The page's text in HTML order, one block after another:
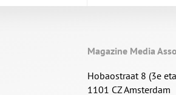
Magazine Media
Hobaostraat 8 (3e
1101 CZ Amsterdam